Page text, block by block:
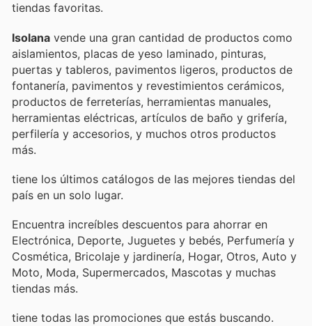
tiendas favoritas.
Isolana vende una gran cantidad de productos como
aislamientos, placas de yeso laminado, pinturas,
puertas y tableros, pavimentos ligeros, productos de
fontanería, pavimentos y revestimientos cerámicos,
productos de ferreterías, herramientas manuales,
herramientas eléctricas, artículos de baño y grifería,
perfilería y accesorios, y muchos otros productos
más.
tiene los últimos catálogos de las mejores tiendas del
país en un solo lugar.
Encuentra increíbles descuentos para ahorrar en
Electrónica, Deporte, Juguetes y bebés, Perfumería y
Cosmética, Bricolaje y jardinería, Hogar, Otros, Auto y
Moto, Moda, Supermercados, Mascotas y muchas
tiendas más.
tiene todas las promociones que estás buscando.